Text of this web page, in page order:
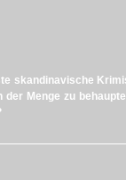
skandinavische
Menge zu